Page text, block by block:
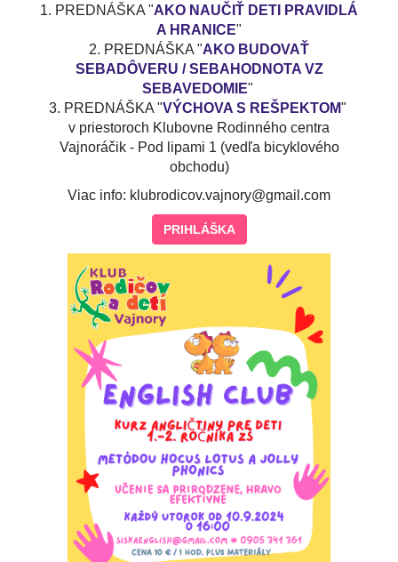
1. PREDNÁŠKA "AKO NAUČIŤ DETI PRAVIDLÁ
A HRANICE"
2. PREDNÁŠKA "AKO BUDOVAŤ
SEBADÔVERU / SEBAHODNOTA VZ
SEBAVEDOMIE"
3. PREDNÁŠKA "VÝCHOVA S REŠPEKTOM"
v priestoroch Klubovne Rodinného centra
Vajnoráčik - Pod lipami 1 (vedľa bicyklového
obchodu)
Viac info: klubrodicov.vajnory@gmail.com
PRIHLÁŠKA